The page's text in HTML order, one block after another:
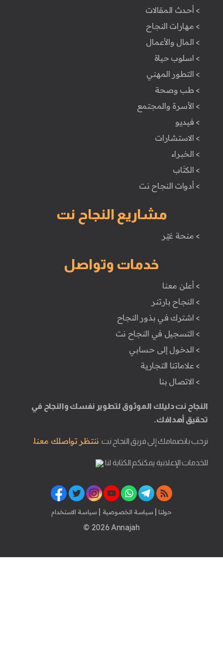
> أحدث المقالات
> مهارات النجاح
> المال والأعمال
> اسلوب حياة
> التطور المهني
> طب وصحة
> الأسرة والمجتمع
> فيديو
> الاستشارات
> الخبراء
> الكتَاب
> أدوات النجاح نت
مشاريع النجاح نت
> منحة غيّر
خدمات وتواصل
> أعلن معنا
> النجاح بارتنر
> اشترك في بذور النجاح
> التسجيل في النجاح نت
> الدخول إلى حسابي
> علاماتنا التجارية
> الاتصال بنا
النجاح نت دليلك الموثوق لتطوير نفسك والنجاح في
تحقيق أهدافك.
نرحب بانضمامك إلى فريق النجاح نت. ننتظر تواصلك معنا.
للخدمات الإعلانية يمكنكم الكتابة لنا
حولنا | سياسة الخصوصية | سياسة الاستخدام
© 2026 Annajah